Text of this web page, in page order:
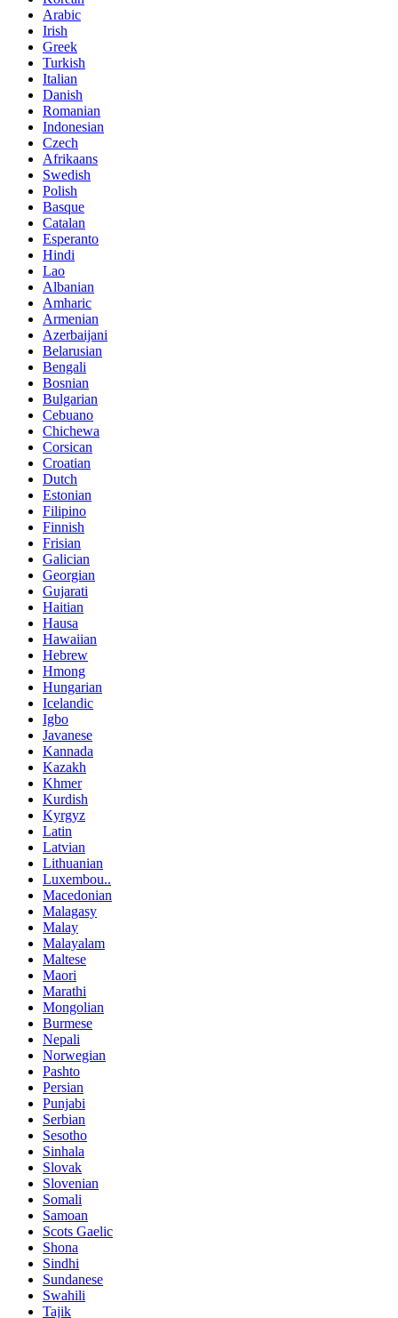
Arabic
Irish
Greek
Turkish
Italian
Danish
Romanian
Indonesian
Czech
Afrikaans
Swedish
Polish
Basque
Catalan
Esperanto
Hindi
Lao
Albanian
Amharic
Armenian
Azerbaijani
Belarusian
Bengali
Bosnian
Bulgarian
Cebuano
Chichewa
Corsican
Croatian
Dutch
Estonian
Filipino
Finnish
Frisian
Galician
Georgian
Gujarati
Haitian
Hausa
Hawaiian
Hebrew
Hmong
Hungarian
Icelandic
Igbo
Javanese
Kannada
Kazakh
Khmer
Kurdish
Kyrgyz
Latin
Latvian
Lithuanian
Luxembou..
Macedonian
Malagasy
Malay
Malayalam
Maltese
Maori
Marathi
Mongolian
Burmese
Nepali
Norwegian
Pashto
Persian
Punjabi
Serbian
Sesotho
Sinhala
Slovak
Slovenian
Somali
Samoan
Scots Gaelic
Shona
Sindhi
Sundanese
Swahili
Tajik